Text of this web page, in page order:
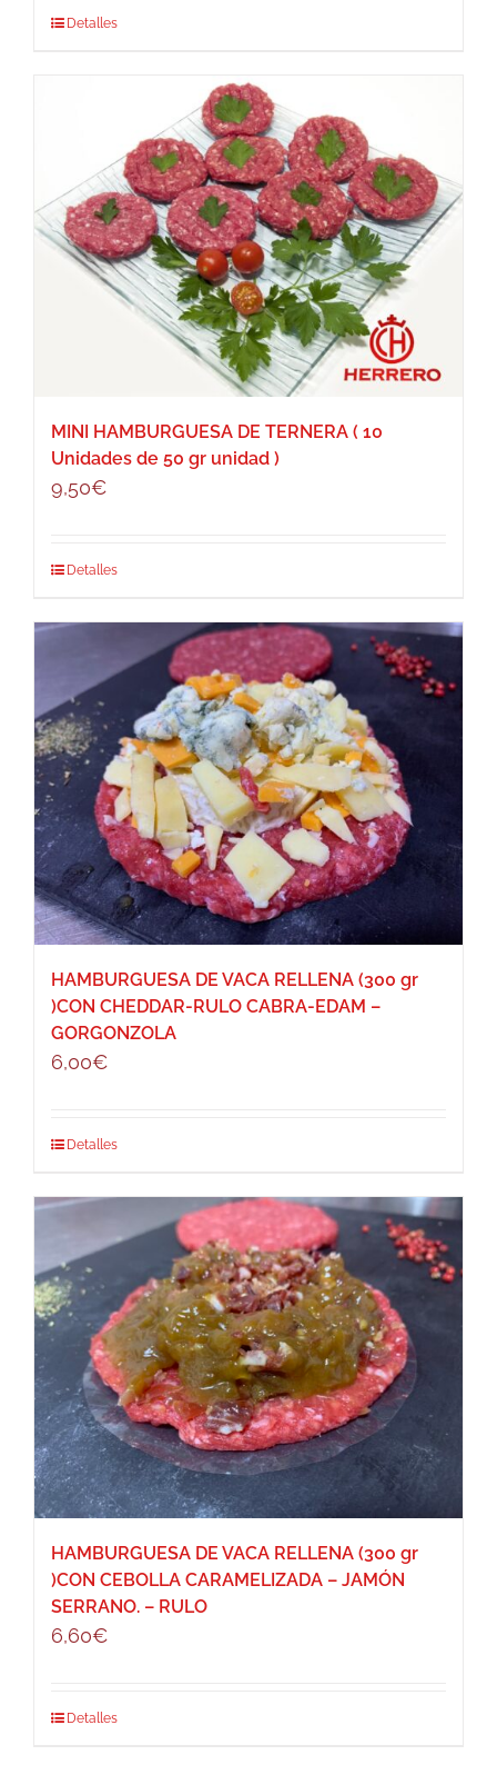
Detalles
MINI HAMBURGUESA DE TERNERA ( 10
Unidades de 50 gr unidad )
9,50€
Detalles
HAMBURGUESA DE VACA RELLENA (300 gr
)CON CHEDDAR-RULO CABRA-EDAM –
GORGONZOLA
6,00€
Detalles
HAMBURGUESA DE VACA RELLENA (300 gr
)CON CEBOLLA CARAMELIZADA – JAMÓN
SERRANO. – RULO
6,60€
Detalles